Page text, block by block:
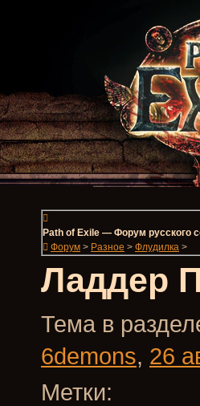
Path of Exile — Форум русского
Форум > Разное > Флудилка >
Ладдер
Тема в
6demons, 26
Метки: